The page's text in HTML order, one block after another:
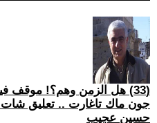
(33) هل الزمن وهم؟! موقف
جون ماك تاغارت .. تعليق
حسين عجيب